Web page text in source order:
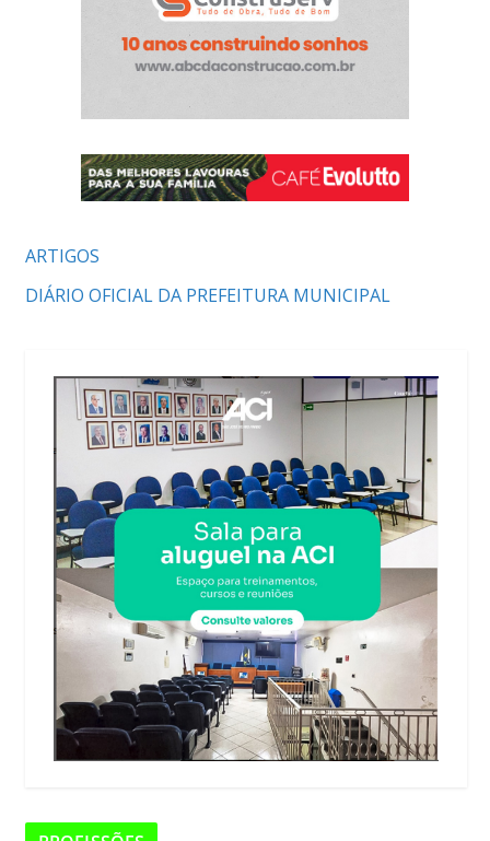
ARTIGOS
DIÁRIO OFICIAL DA PREFEITURA MUNICIPAL